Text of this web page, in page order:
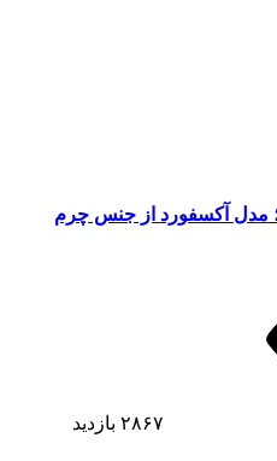
مدل آکسفورد از جنس چرم
۲۸۶۷ بازدید